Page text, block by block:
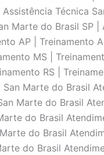
Técnica
Marte do Brasil SP
AP | Treinamento
MS |
RS |
Marte do Brasil
Marte do Brasil
do Brasil
do Brasil
do Brasil